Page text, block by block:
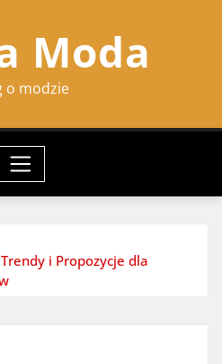
Moda
o modzie
i Propozycje dla